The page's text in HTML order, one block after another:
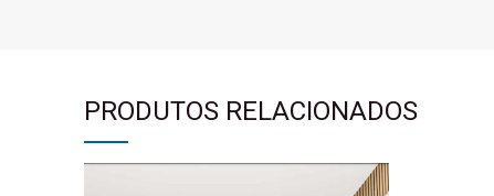
PRODUTOS RELACIONADOS